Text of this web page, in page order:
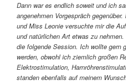
Dann war es endlich soweit und ich
angenehmen Vorgespräch
und Miss Leonie versuchte mir die
und natürlichen Art etwas zu
die folgende Session. Ich wollte gern
werden, obwohl ich ziemlich großen
Elektrostimulation,
standen ebenfalls auf meinem